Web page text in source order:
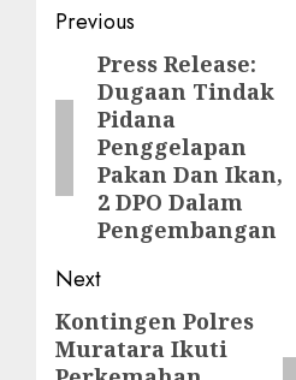
Post
navigation
Previous
Previous
post:
Press Release:
Dugaan Tindak
Pidana
Penggelapan
Pakan Dan Ikan,
2 DPO Dalam
Pengembangan
Next
Next
post:
Kontingen Polres
Muratara Ikuti